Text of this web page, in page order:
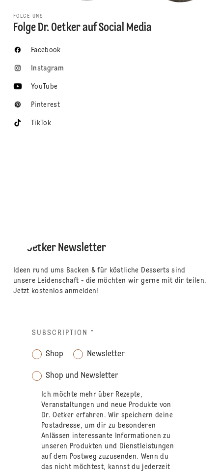
FOLGE UNS
Folge Dr. Oetker auf Social Media
Facebook
Instagram
YouTube
Pinterest
TikTok
Dr. Oetker Newsletter
Ideen rund ums Backen & für köstliche Desserts sind
unsere Leidenschaft - die möchten wir gerne mit dir teilen.
Jetzt kostenlos anmelden!
SUBSCRIPTION *
Shop Newsletter
Shop und Newsletter
Ich möchte mehr über Rezepte,
Veranstaltungen und neue Produkte von
Dr. Oetker erfahren. Wir speichern deine
Postadresse, um dir zu besonderen
Anlässen interessante Informationen zu
unseren Produkten und Dienstleistungen
auf dem Postweg zuzusenden. Wenn du
das nicht möchtest, kannst du jederzeit